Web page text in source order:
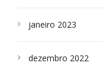
janeiro 2023
dezembro 2022